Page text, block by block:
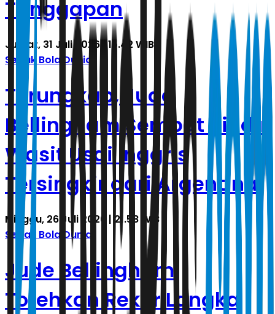
Tanggapan
Jumat, 31 Juli 2026 | 15.42 WIB
Sepak Bola Dunia
Terungkap, Jude
Bellingham Sempat Sindir
Wasit Usai Inggris
Tersingkir dari Argentina
Minggu, 26 Juli 2026 | 21.58 WIB
Sepak Bola Dunia
Jude Bellingham
Torehkan Rekor Langka